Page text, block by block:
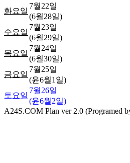
화요일
7월22일
(6월28일)
수요일
7월23일
(6월29일)
목요일
7월24일
(6월30일)
금요일
7월25일
(윤6월1일)
토요일
7월26일
(윤6월2일)
A24S.COM Plan ver 2.0 (Programed